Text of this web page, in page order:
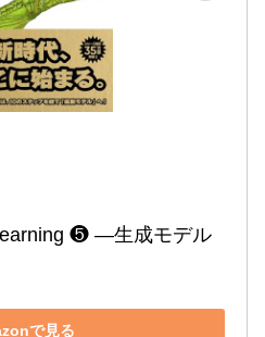
❺ ―生成モデル
で見る